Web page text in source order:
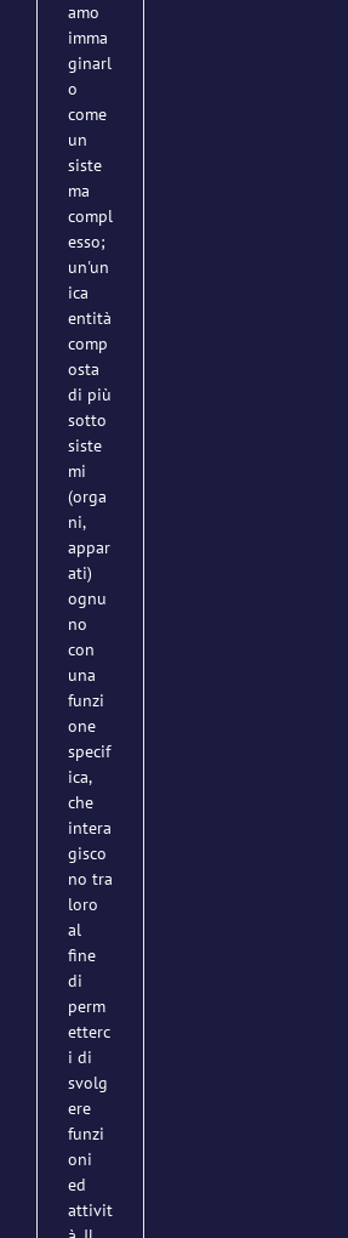
amo
imma
ginarl
o
come
un
siste
ma
compl
esso;
un'un
ica
entità
comp
osta
di più
sotto
siste
mi
(orga
ni,
appar
ati)
ognu
no
con
una
funzi
one
specif
ica,
che
intera
gisco
no tra
loro
al
fine
di
perm
etterc
i di
svolg
ere
funzi
oni
ed
attivit